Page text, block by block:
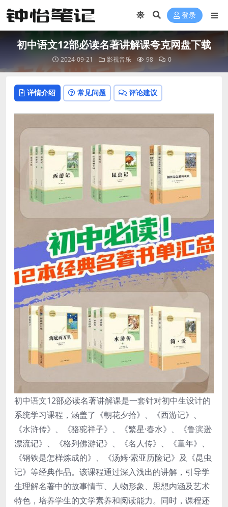
登录
初中语文12部必读名著讲解课夸克网盘下载
2024-09-21 影视音乐 98 0
详情介绍 常见问题 评论建议
初中语文12部必读名著讲解课是一套针对初中生设计的
系统学习课程，涵盖了《朝花夕拾》、《西游记》、
《水浒传》、《骆驼祥子》、《繁星·春水》、《鲁滨逊
漂流记》、《格列佛游记》、《名人传》、《童年》、
《钢铁是怎样炼成的》、《汤姆·索亚历险记》及《昆虫
记》等经典作品。该课程通过深入浅出的讲解，引导学
生理解名著中的故事情节、人物形象、思想内涵及艺术
特色，培养学生的文学素养和阅读能力。同时，课程还